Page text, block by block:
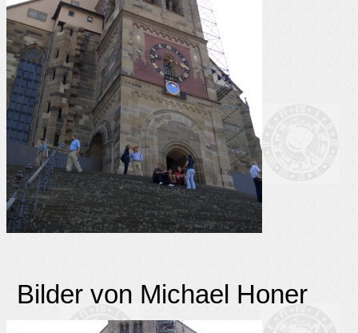
Bilder von Michael Honer